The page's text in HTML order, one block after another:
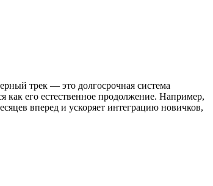
трек — это долгосрочная система
как его естественное продолжение. Например,
вперед и ускоряет интеграцию новичков,